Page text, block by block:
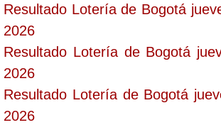
Resultado Lotería de Bogotá
2026
Resultado Lotería de Bogotá
2026
Resultado Lotería de Bogotá
2026